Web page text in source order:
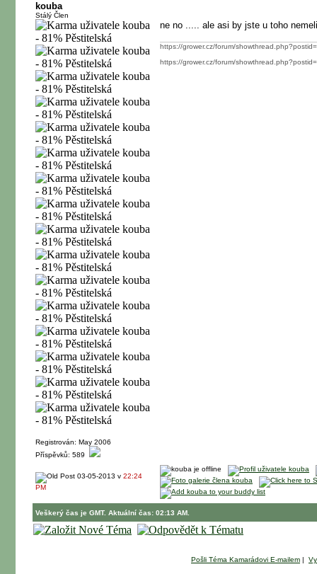
kouba
Stálý Člen
Registrován: May 2006
Příspěvků: 589
ne no ..... ale asi by jste u toho
https://grower.cz/forum/
https://grower.cz/forum/
03-05-2013 v 22:24
PM
Veškerý čas je GMT. Aktuální čas: 02:13 AM.
Pošli Téma Kamarádovi E-mailem |